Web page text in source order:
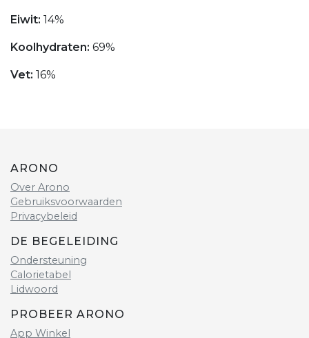
Eiwit: 14%
Koolhydraten: 69%
Vet: 16%
ARONO
Over Arono
Gebruiksvoorwaarden
Privacybeleid
DE BEGELEIDING
Ondersteuning
Calorietabel
Lidwoord
PROBEER ARONO
App Winkel